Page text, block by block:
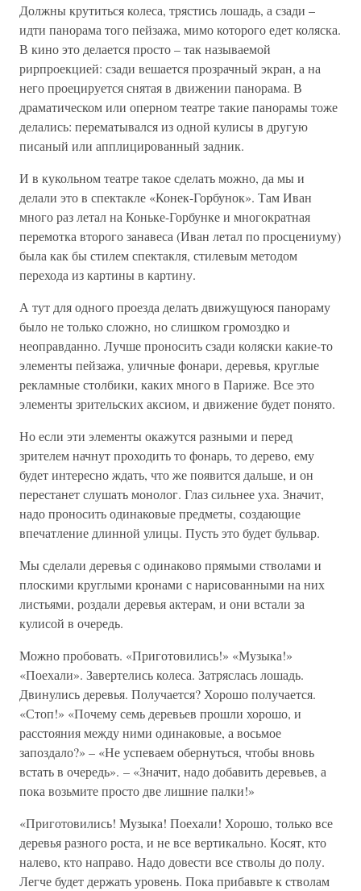
Должны крутиться колеса, трястись лошадь, а сзади –
идти панорама того пейзажа, мимо которого едет коляска.
В кино это делается просто – так называемой
рирпроекцией: сзади вешается прозрачный экран, а на
него проецируется снятая в движении панорама. В
драматическом или оперном театре такие панорамы тоже
делались: перематывался из одной кулисы в другую
писаный или апплицированный задник.
И в кукольном театре такое сделать можно, да мы и
делали это в спектакле «Конек-Горбунок». Там Иван
много раз летал на Коньке-Горбунке и многократная
перемотка второго занавеса (Иван летал по просцениуму)
была как бы стилем спектакля, стилевым методом
перехода из картины в картину.
А тут для одного проезда делать движущуюся панораму
было не только сложно, но слишком громоздко и
неоправданно. Лучше проносить сзади коляски какие-то
элементы пейзажа, уличные фонари, деревья, круглые
рекламные столбики, каких много в Париже. Все это
элементы зрительских аксиом, и движение будет понято.
Но если эти элементы окажутся разными и перед
зрителем начнут проходить то фонарь, то дерево, ему
будет интересно ждать, что же появится дальше, и он
перестанет слушать монолог. Глаз сильнее уха. Значит,
надо проносить одинаковые предметы, создающие
впечатление длинной улицы. Пусть это будет бульвар.
Мы сделали деревья с одинаково прямыми стволами и
плоскими круглыми кронами с нарисованными на них
листьями, роздали деревья актерам, и они встали за
кулисой в очередь.
Можно пробовать. «Приготовились!» «Музыка!»
«Поехали». Завертелись колеса. Затряслась лошадь.
Двинулись деревья. Получается? Хорошо получается.
«Стоп!» «Почему семь деревьев прошли хорошо, и
расстояния между ними одинаковые, а восьмое
запоздало?» – «Не успеваем обернуться, чтобы вновь
встать в очередь». – «Значит, надо добавить деревьев, а
пока возьмите просто две лишние палки!»
«Приготовились! Музыка! Поехали! Хорошо, только все
деревья разного роста, и не все вертикально. Косят, кто
налево, кто направо. Надо довести все стволы до полу.
Легче будет держать уровень. Пока прибавьте к стволам